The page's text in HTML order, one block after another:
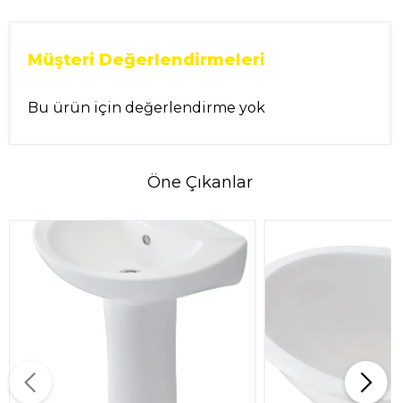
Müşteri Değerlendirmeleri
Bu ürün için değerlendirme yok
Öne Çıkanlar